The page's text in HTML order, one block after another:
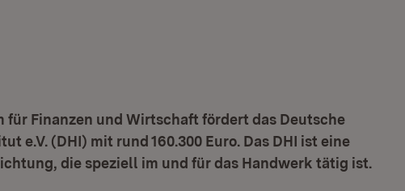
für Finanzen und Wirtschaft fördert das Deutsche
e.V. (DHI) mit rund 160.300 Euro. Das DHI ist eine
die speziell im und für das Handwerk tätig ist.